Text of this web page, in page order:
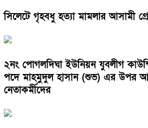
সিলেটে গৃহবধু হত্যা মামলার আসামী
২নং পোগলদিঘা ইউনিয়ন যুবলীগ
পদে মাহমুদুল হাসান (শুভ) এর উপর
নেতাকর্মীদের